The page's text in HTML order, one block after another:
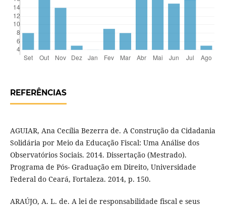
REFERÊNCIAS
AGUIAR, Ana Cecília Bezerra de. A Construção da Cidadania
Solidária por Meio da Educação Fiscal: Uma Análise dos
Observatórios Sociais. 2014. Dissertação (Mestrado).
Programa de Pós- Graduação em Direito, Universidade
Federal do Ceará, Fortaleza. 2014, p. 150.
ARAÚJO, A. L. de. A lei de responsabilidade fiscal e seus